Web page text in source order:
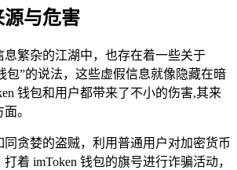
源与危害
息繁杂的江湖中，也存在着一些关于
包”的说法，这些虚假信息就像隐藏在暗
钱包和用户都带来了不小的伤害,其来
。
同贪婪的盗贼，利用普通用户对加密货币
着 imToken 钱包的旗号进行诈骗活动，